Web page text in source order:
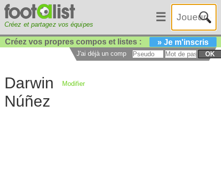
Créez et partagez vos équipes
☰
Créez vos propres compos et listes : » Je m'inscris
J'ai déjà un compte : OK
Darwin
Núñez
Modifier